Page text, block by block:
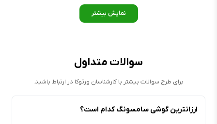
داشته باشد، می‌توانید در بین مدل‌های اقتصادی سامسونگ یک گزینه‌ی
مناسب پیدا کنید. ارزان قیمت بودن یک گوشی سامسونگ نباید باعث
سوالات متداول
برای طرح سوالات بیشتر با کارشناسان ورتوکا در ارتباط باشید.
ارزانترین گوشی سامسونگ کدام است؟